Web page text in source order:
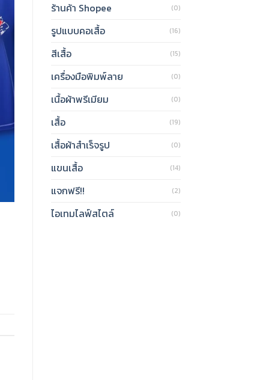
ร้านค้า Shopee (0)
รูปแบบคอเสื้อ (16)
สีเสื้อ (15)
เครื่องมือพิมพ์ลาย (0)
เนื้อผ้าพรีเมียม (0)
เสื้อ (19)
เสื้อผ้าสำเร็จรูป (0)
แขนเสื้อ (14)
แจกฟรี!! (2)
ไอเทมไลฟ์สไตล์ (0)